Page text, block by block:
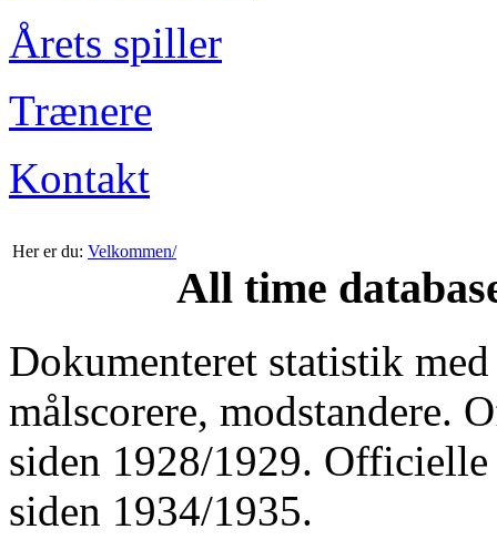
Årets spiller
Trænere
Kontakt
Her er du: Velkommen/
All time
Dokumenteret statistik
målscorere, modstandere.
siden 1928/1929.
siden 1934/1935.